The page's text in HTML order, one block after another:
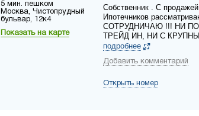
5 мин. пешком
Москва, Чистопрудный
бульвар, 12к4
Показать на карте
Собственник . С
Ипотечников
СОТРУДНИЧАЮ !!! НИ
ТРЕЙД ИН, НИ С
подробнее
Добавить комментарий
Открыть номер